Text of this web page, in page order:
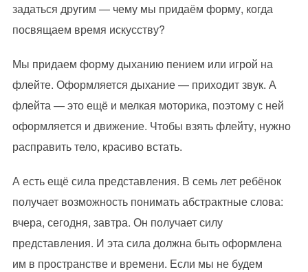
задаться другим — чему мы придаём форму, когда
посвящаем время искусству?
Мы придаем форму дыханию пением или игрой на
флейте. Оформляется дыхание — приходит звук. А
флейта — это ещё и мелкая моторика, поэтому с ней
оформляется и движение. Чтобы взять флейту, нужно
расправить тело, красиво встать.
А есть ещё сила представления. В семь лет ребёнок
получает возможность понимать абстрактные слова:
вчера, сегодня, завтра. Он получает силу
представления. И эта сила должна быть оформлена
им в пространстве и времени. Если мы не будем